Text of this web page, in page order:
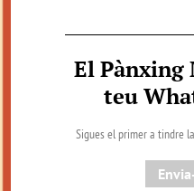
El Pànxing
teu
Sigues el primer a tindre